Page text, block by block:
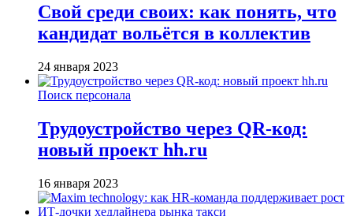
Свой среди своих: как понять, что
кандидат вольётся в коллектив
24 января 2023
Поиск персонала
Трудоустройство через QR-код:
новый проект hh.ru
16 января 2023